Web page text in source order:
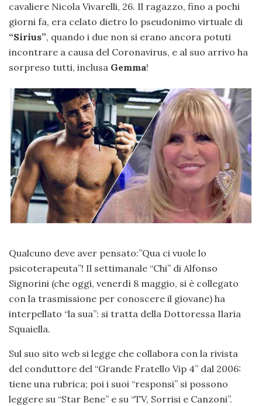
cavaliere Nicola Vivarelli, 26. Il ragazzo, fino a pochi
giorni fa, era celato dietro lo pseudonimo virtuale di
“Sirius”, quando i due non si erano ancora potuti
incontrare a causa del Coronavirus, e al suo arrivo ha
sorpreso tutti, inclusa Gemma!
Qualcuno deve aver pensato:”Qua ci vuole lo
psicoterapeuta”! Il settimanale “Chi” di Alfonso
Signorini (che oggi, venerdì 8 maggio, si è collegato
con la trasmissione per conoscere il giovane) ha
interpellato “la sua”: si tratta della Dottoressa Ilaria
Squaiella.
Sul suo sito web si legge che collabora con la rivista
del conduttore del “Grande Fratello Vip 4” dal 2006:
tiene una rubrica; poi i suoi “responsi” si possono
leggere su “Star Bene” e su “TV, Sorrisi e Canzoni”.